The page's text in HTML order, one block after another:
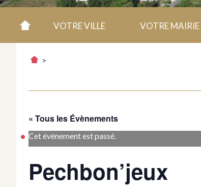
VOTRE VILLE VOTRE MAIRIE
>
« Tous les Évènements
Cet évènement est passé.
Pechbon’jeux